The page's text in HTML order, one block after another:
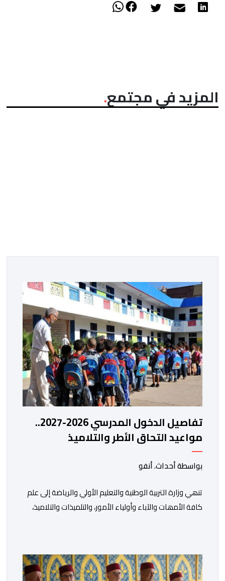
المزيد في مجتمع
تفاصيل الدخول المدرسي 2026-2027..
مواعيد التحاق الأطر والتلاميذ
بالمؤسسات التعليمية
بواسطة أحداث. أنفو
تنھي وزارة التربیة الوطنیة والتعلیم الأولي والریاضة إلى علم
كافة الأمھات والآباء وأولیاء الأمور، والتلمیذات والتلامیذ،
المحدد سلفا طبقا لمقتضیات المقرر الوزاري رقم 047.26
الصادر بتاریخ 3 یولیوز 2026 بشأن تنظیم السنة الدراسیة.